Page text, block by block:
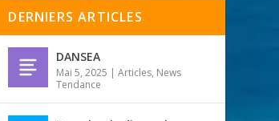
DERNIERS ARTICLES
DANSEA
Mai 5, 2025 |Articles, News
Tendance